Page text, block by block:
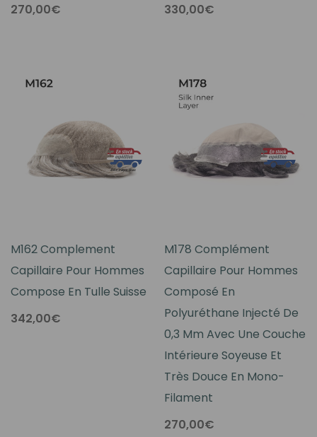
270,00€
330,00€
M162 Complement
Capillaire Pour Hommes
Compose En Tulle Suisse
342,00€
M178 Complément
Capillaire Pour Hommes
Composé En
Polyuréthane Injecté De
0,3 Mm Avec Une Couche
Intérieure Soyeuse Et
Très Douce En Mono-
Filament
270,00€